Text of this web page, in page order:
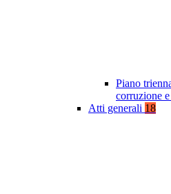
Piano
corruzione
Atti generali 18